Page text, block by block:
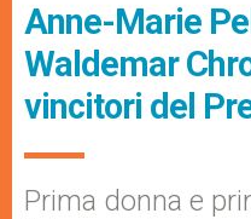
Anne-Marie
Waldemar
vincitori del
Prima donna e